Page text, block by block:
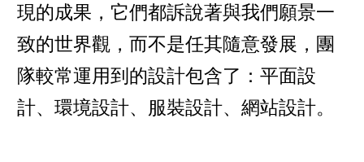
現的成果，它們都訴說著與我們願景一
致的世界觀，而不是任其隨意發展，團
隊較常運用到的設計包含了：平面設
計、環境設計、服裝設計、網站設計。